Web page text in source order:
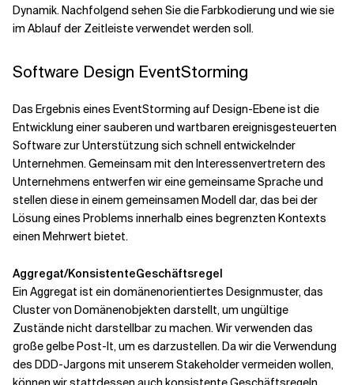
Dynamik. Nachfolgend sehen Sie die Farbkodierung und wie sie
im Ablauf der Zeitleiste verwendet werden soll.
Software Design EventStorming
Das Ergebnis eines EventStorming auf Design-Ebene ist die
Entwicklung einer sauberen und wartbaren ereignisgesteuerten
Software zur Unterstützung sich schnell entwickelnder
Unternehmen. Gemeinsam mit den Interessenvertretern des
Unternehmens entwerfen wir eine gemeinsame Sprache und
stellen diese in einem gemeinsamen Modell dar, das bei der
Lösung eines Problems innerhalb eines begrenzten Kontexts
einen Mehrwert bietet.
Aggregat/KonsistenteGeschäftsregel
Ein Aggregat ist ein domänenorientiertes Designmuster, das
Cluster von Domänenobjekten darstellt, um ungültige
Zustände nicht darstellbar zu machen. Wir verwenden das
große gelbe Post-It, um es darzustellen. Da wir die Verwendung
des DDD-Jargons mit unserem Stakeholder vermeiden wollen,